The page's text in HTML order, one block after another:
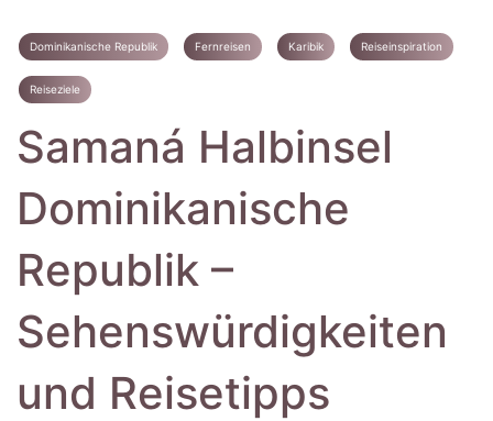
Dominikanische Republik Fernreisen Karibik Reiseinspiration
Reiseziele
Samaná Halbinsel
Dominikanische
Republik –
Sehenswürdigkeiten
und Reisetipps